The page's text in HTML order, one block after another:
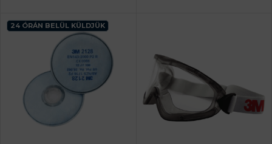
24 ÓRÁN BELÜL KÜLDJÜK